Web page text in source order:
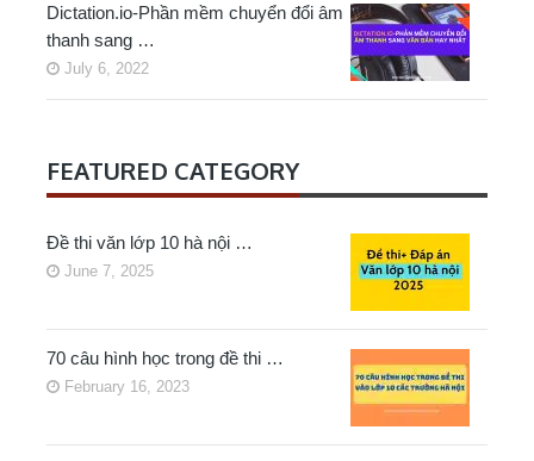
Dictation.io-Phần mềm chuyển đổi âm
thanh sang …
July 6, 2022
FEATURED CATEGORY
Đề thi văn lớp 10 hà nội …
June 7, 2025
70 câu hình học trong đề thi …
February 16, 2023